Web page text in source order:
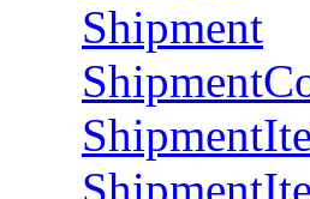
Shipment